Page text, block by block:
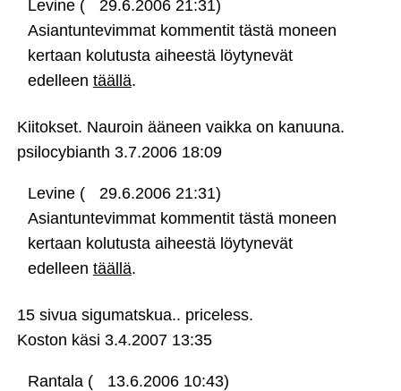
Levine (
29.6.2006 21:31)
Asiantuntevimmat kommentit tästä moneen
kertaan kolutusta aiheestä löytynevät
edelleen täällä.
Kiitokset. Nauroin ääneen vaikka on kanuuna.
psilocybianth 3.7.2006 18:09
Levine (
29.6.2006 21:31)
Asiantuntevimmat kommentit tästä moneen
kertaan kolutusta aiheestä löytynevät
edelleen täällä.
15 sivua sigumatskua.. priceless.
Koston käsi 3.4.2007 13:35
Rantala ( 13.6.2006 10:43)